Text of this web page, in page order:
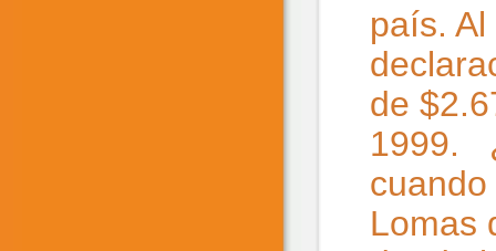
país.
de
1999.
Lomas